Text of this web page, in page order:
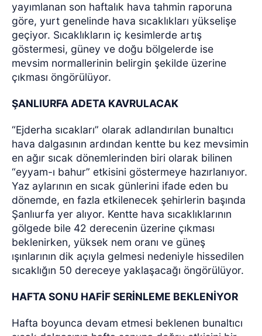
yayımlanan son haftalık hava tahmin raporuna
göre, yurt genelinde hava sıcaklıkları yükselişe
geçiyor. Sıcaklıkların iç kesimlerde artış
göstermesi, güney ve doğu bölgelerde ise
mevsim normallerinin belirgin şekilde üzerine
çıkması öngörülüyor.
ŞANLIURFA ADETA KAVRULACAK
“Ejderha sıcakları” olarak adlandırılan bunaltıcı
hava dalgasının ardından kentte bu kez mevsimin
en ağır sıcak dönemlerinden biri olarak bilinen
“eyyam-ı bahur” etkisini göstermeye hazırlanıyor.
Yaz aylarının en sıcak günlerini ifade eden bu
dönemde, en fazla etkilenecek şehirlerin başında
Şanlıurfa yer alıyor. Kentte hava sıcaklıklarının
gölgede bile 42 derecenin üzerine çıkması
beklenirken, yüksek nem oranı ve güneş
ışınlarının dik açıyla gelmesi nedeniyle hissedilen
sıcaklığın 50 dereceye yaklaşacağı öngörülüyor.
HAFTA SONU HAFİF SERİNLEME BEKLENİYOR
Hafta boyunca devam etmesi beklenen bunaltıcı